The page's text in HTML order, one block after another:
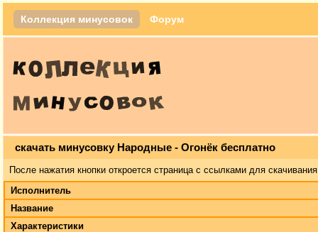
Коллекция минусовок Форум
скачать минусовку Народные - Огонёк бесплатно
После нажатия кнопки откроется страница с ссылками для
Исполнитель
Название
Характеристики